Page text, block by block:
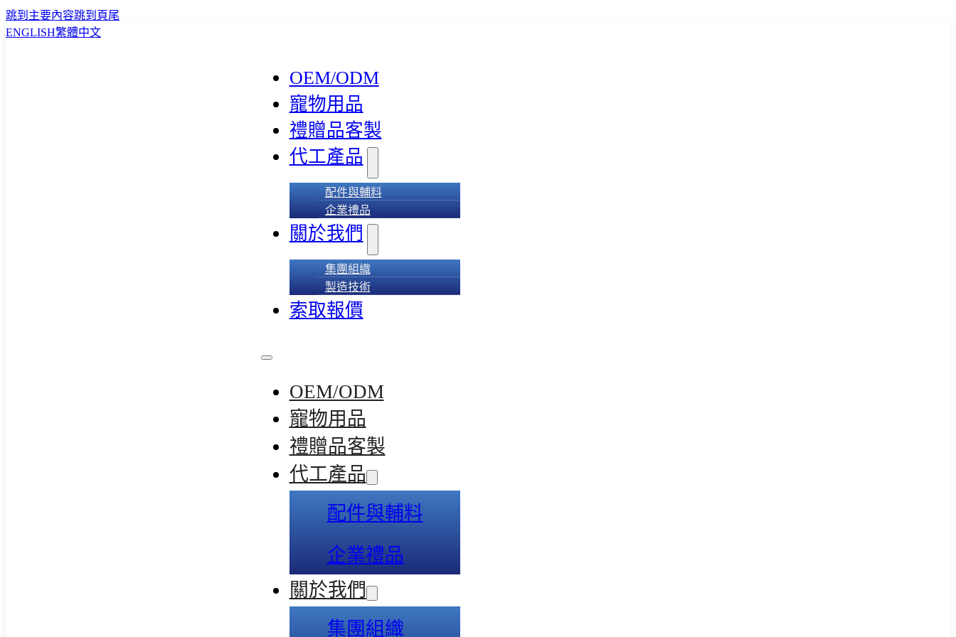
跳到主要內容跳到頁尾
ENGLISH繁體中文
OEM/ODM
寵物用品
禮贈品客製
代工產品
配件與輔料
企業禮品
關於我們
集團組織
製造技術
索取報價
OEM/ODM
寵物用品
禮贈品客製
代工產品
配件與輔料
企業禮品
關於我們
集團組織